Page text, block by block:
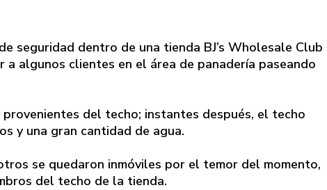
seguridad dentro de una tienda BJ’s Wholesale Club
a algunos clientes en el área de panadería paseando
del techo; instantes después, el techo
y una gran cantidad de agua.
se quedaron inmóviles por el temor del momento,
del techo de la tienda.